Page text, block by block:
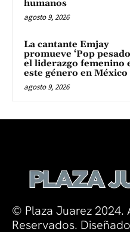
humanos
agosto 9, 2026
La cantante Emjay
promueve ‘Pop
el liderazgo femenino
este género en México
agosto 9, 2026
© Plaza Juarez 2024.
Reservados.